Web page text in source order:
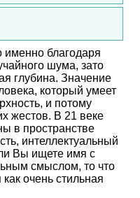
благодаря
шума, зато
глубина. Значение
который умеет
и потому
жестов. В 21 веке
в пространстве
интеллектуальный
Вы ищете имя с
смыслом, то что
очень стильная